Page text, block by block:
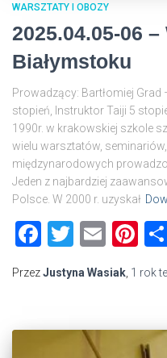
WARSZTATY I OBOZY
2025.04.05-06
Białymstoku
Prowadzący: Bartłomiej
stopień, Instruktor Taiji 5
1990r. w krakowskiej szkole
wielu warsztatów,
międzynarodowych
Jeden z najbardziej
Polsce. W 2000 r. uzyskał
Facebook
Twitter
Email
PrzezJustyna Wasiak, 1 rok